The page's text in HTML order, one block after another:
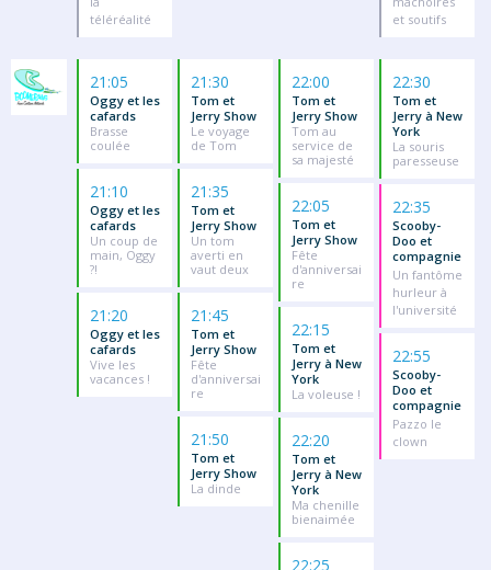
téléréalité
et soutifs
21:05
Oggy et les
cafards
Brasse
coulée
21:10
Oggy et les
cafards
Un coup de
main, Oggy
?!
21:20
Oggy et les
cafards
Vive les
vacances !
21:30
Tom et
Jerry Show
Le voyage
de Tom
21:35
Tom et
Jerry Show
Un tom
averti en
vaut deux
21:45
Tom et
Jerry Show
Fête
d'anniversai
re
21:50
Tom et
Jerry Show
La dinde
22:00
Tom et
Jerry Show
Tom au
service de
sa majesté
22:05
Tom et
Jerry Show
Fête
d'anniversai
re
22:15
Tom et
Jerry à New
York
La voleuse !
22:20
Tom et
Jerry à New
York
Ma chenille
bienaimée
22:25
22:30
Tom et
Jerry à New
York
La souris
paresseuse
22:35
Scooby-
Doo et
compagnie
Un fantôme
hurleur à
l'université
22:55
Scooby-
Doo et
compagnie
Pazzo le
clown